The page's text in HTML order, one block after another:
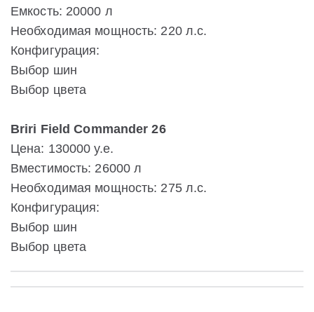
Емкость: 20000 л
Необходимая мощность: 220 л.с.
Конфигурация:
Выбор шин
Выбор цвета
Briri Field Commander 26
Цена: 130000 у.е.
Вместимость: 26000 л
Необходимая мощность: 275 л.с.
Конфигурация:
Выбор шин
Выбор цвета